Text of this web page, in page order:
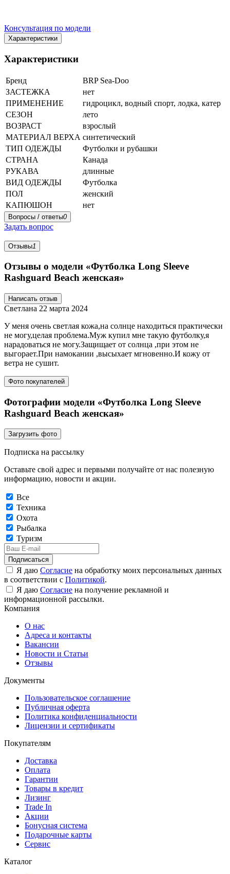
Консультация по модели
Характеристики
Характеристики
Бренд
BRP Sea-Doo
ЗАСТЕЖКА
нет
ПРИМЕНЕНИЕ
гидроцикл, водный спорт, лодка, катер
СЕЗОН
лето
ВОЗРАСТ
взрослый
МАТЕРИАЛ ВЕРХА синтетический
ТИП ОДЕЖДЫ
Футболки и рубашки
СТРАНА
Канада
РУКАВА
длинные
ВИД ОДЕЖДЫ
Футболка
ПОЛ
женский
КАПЮШОН
нет
Вопросы / ответы0
Задать вопрос
Отзывы1
Отзывы о модели «Футболка Long Sleeve
Rashguard Beach женская»
Написать отзыв
Светлана 22 марта 2024
У меня очень светлая кожа,на солнце находиться практически
не могу,целая проблема.Муж купил мне такую футболку,я
нарадоваться не могу.Защищает от солнца ,при этом не
выгорает.При намокании ,высыхает мгновенно.И кожу от
ветра не сушит.
Фото покупателей
Фотографии модели «Футболка Long Sleeve
Rashguard Beach женская»
Загрузить фото
Подписка на рассылку
Оставьте свой адрес и первыми получайте от нас полезную
информацию, новости и акции.
Все
Техника
Охота
Рыбалка
Туризм
Подписаться
Я даю Согласие на обработку моих персональных данных
в соответствии с Политикой.
Я даю Согласие на получение рекламной и
информационной рассылки.
Компания
О нас
Адреса и контакты
Вакансии
Новости и Статьи
Отзывы
Документы
Пользовательское соглашение
Публичная оферта
Политика конфиденциальности
Лицензии и сертификаты
Покупателям
Доставка
Оплата
Гарантии
Товары в кредит
Лизинг
Trade In
Акции
Бонусная система
Подарочные карты
Сервис
Каталог